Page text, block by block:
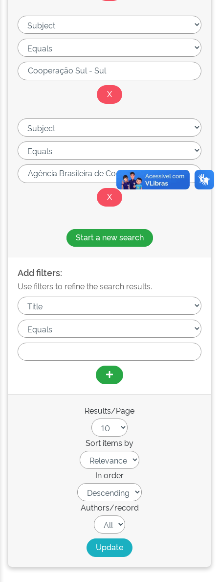
Start a new search
Add filters:
Use filters to refine the search results.
Results/Page
Sort items by
In order
Authors/record